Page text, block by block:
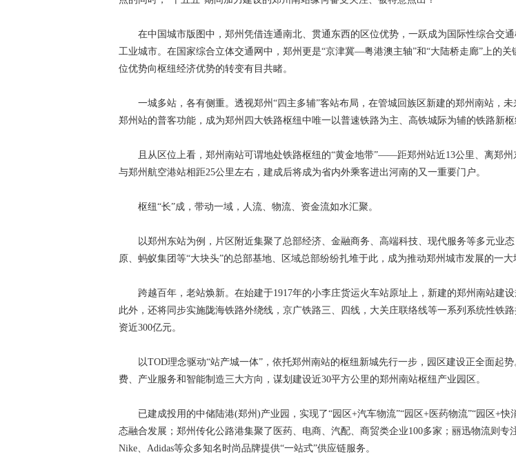
在中国城市版图中，郑州凭借连通南北、贯通东西的区位优势，一跃成为国际性综合交通
工业城市。在国家综合立体交通网中，郑州更是“京津冀—粤港澳主轴”和“大陆桥走廊”上的关
位优势向枢纽经济优势的转变有目共睹。
一城多站，各有侧重。透视郑州“四主多辅”客站布局，在管城回族区新建的郑州南站，未
郑州站的普客功能，成为郑州四大铁路枢纽中唯一以普速铁路为主、高铁城际为辅的铁路新枢
且从区位上看，郑州南站可谓地处铁路枢纽的“黄金地带”——距郑州站近13公里、离郑州
与郑州航空港站相距25公里左右，建成后将成为省内外乘客进出河南的又一重要门户。
枢纽“长”成，带动一域，人流、物流、资金流如水汇聚。
以郑州东站为例，片区附近集聚了总部经济、金融商务、高端科技、现代服务等多元业态
原、蚂蚁集团等“大块头”的总部基地、区域总部纷纷扎堆于此，成为推动郑州城市发展的一大
跨越百年，老站焕新。在始建于1917年的小李庄货运火车站原址上，新建的郑州南站建设
此外，还将同步实施陇海铁路外绕线，京广铁路三、四线，大关庄联络线等一系列系统性铁
资近300亿元。
以TOD理念驱动“站产城一体”，依托郑州南站的枢纽新城先行一步，园区建设正全面起势
费、产业服务和智能制造三大方向，谋划建设近30平方公里的郑州南站枢纽产业园区。
已建成投用的中储陆港(郑州)产业园，实现了“园区+汽车物流”“园区+医药物流”“园区+快
态融合发展；郑州传化公路港集聚了医药、电商、汽配、商贸类企业100多家；丽迅物流则专
Nike、Adidas等众多知名时尚品牌提供“一站式”供应链服务。